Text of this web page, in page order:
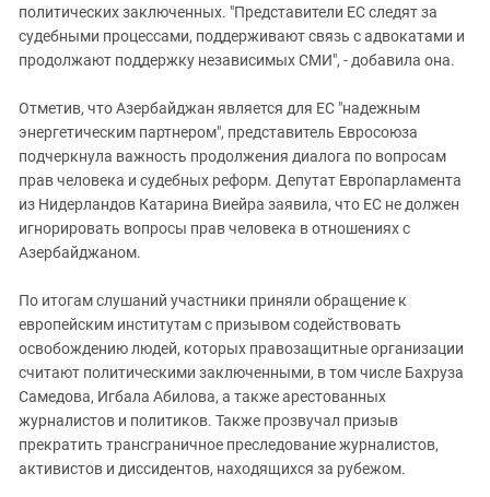
политических заключенных. "Представители ЕС следят за
судебными процессами, поддерживают связь с адвокатами и
продолжают поддержку независимых СМИ", - добавила она.
Отметив, что Азербайджан является для ЕС "надежным
энергетическим партнером", представитель Евросоюза
подчеркнула важность продолжения диалога по вопросам
прав человека и судебных реформ. Депутат Европарламента
из Нидерландов Катарина Виейра заявила, что ЕС не должен
игнорировать вопросы прав человека в отношениях с
Азербайджаном.
По итогам слушаний участники приняли обращение к
европейским институтам с призывом содействовать
освобождению людей, которых правозащитные организации
считают политическими заключенными, в том числе Бахруза
Самедова, Игбала Абилова, а также арестованных
журналистов и политиков. Также прозвучал призыв
прекратить трансграничное преследование журналистов,
активистов и диссидентов, находящихся за рубежом.